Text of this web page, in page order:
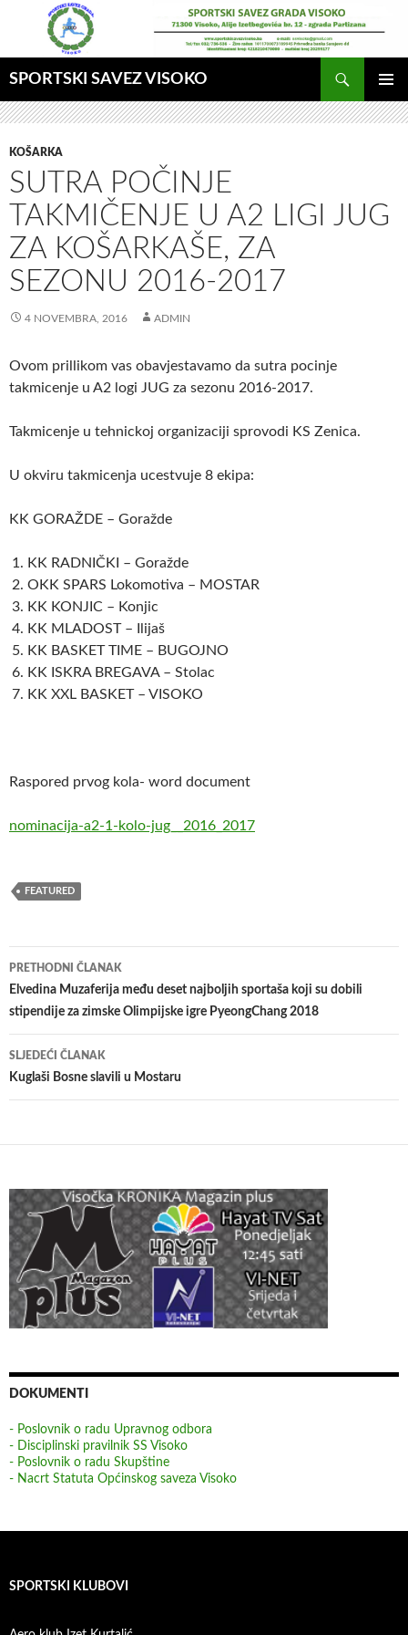
SPORTSKI SAVEZ VISOKO
GLAVNI
MENI
KOŠARKA
SUTRA POČINJE
TAKMIČENJE U A2 LIGI JUG
ZA KOŠARKAŠE, ZA
SEZONU 2016-2017
4 NOVEMBRA, 2016 ADMIN
Ovom prillikom vas obavjestavamo da sutra pocinje
takmicenje u A2 logi JUG za sezonu 2016-2017.
Takmicenje u tehnickoj organizaciji sprovodi KS Zenica.
U okviru takmicenja ucestvuje 8 ekipa:
KK GORAŽDE – Goražde
KK RADNIČKI – Goražde
OKK SPARS Lokomotiva – MOSTAR
KK KONJIC – Konjic
KK MLADOST – Ilijaš
KK BASKET TIME – BUGOJNO
KK ISKRA BREGAVA – Stolac
KK XXL BASKET – VISOKO
Raspored prvog kola- word document
nominacija-a2-1-kolo-jug__2016_2017
FEATURED
Navigacija
članaka
PRETHODNI ČLANAK
Elvedina Muzaferija među deset najboljih sportaša koji su dobili
stipendije za zimske Olimpijske igre PyeongChang 2018
SLJEDEĆI ČLANAK
Kuglaši Bosne slavili u Mostaru
DOKUMENTI
- Poslovnik o radu Upravnog odbora
- Disciplinski pravilnik SS Visoko
- Poslovnik o radu Skupštine
- Nacrt Statuta Općinskog saveza Visoko
SPORTSKI KLUBOVI